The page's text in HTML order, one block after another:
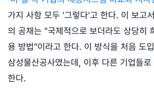
가지 사항 모두 '그렇다'고 한다. 이 보고
의 공채는 "국제적으로 보더라도 상당히
용 방법"이라고 한다. 이 방식을 처음 도
삼성물산공사였는데, 이후 다른 기업들
한다.